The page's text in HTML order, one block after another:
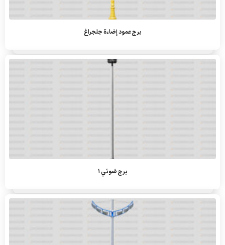
برج عمود إضاءة جلجراغ
برج ضوئي 1